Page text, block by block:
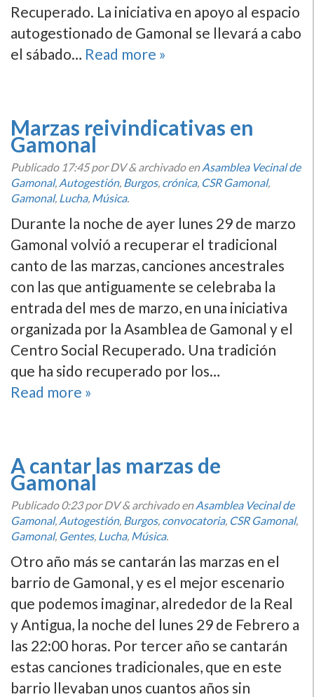
Recuperado. La iniciativa en apoyo al espacio
autogestionado de Gamonal se llevará a cabo
el sábado… Read more »
Marzas reivindicativas en
Gamonal
Publicado 17:45por DV&archivado enAsamblea Vecinal de
Gamonal, Autogestión, Burgos, crónica, CSR Gamonal,
Gamonal, Lucha, Música.
Durante la noche de ayer lunes 29 de marzo
Gamonal volvió a recuperar el tradicional
canto de las marzas, canciones ancestrales
con las que antiguamente se celebraba la
entrada del mes de marzo, en una iniciativa
organizada por la Asamblea de Gamonal y el
Centro Social Recuperado. Una tradición
que ha sido recuperado por los…
Read more »
A cantar las marzas de
Gamonal
Publicado0:23por DV&archivado enAsamblea Vecinal de
Gamonal, Autogestión, Burgos, convocatoria, CSR Gamonal,
Gamonal, Gentes, Lucha, Música.
Otro año más se cantarán las marzas en el
barrio de Gamonal, y es el mejor escenario
que podemos imaginar, alrededor de la Real
y Antigua, la noche del lunes 29 de Febrero a
las 22:00 horas. Por tercer año se cantarán
estas canciones tradicionales, que en este
barrio llevaban unos cuantos años sin